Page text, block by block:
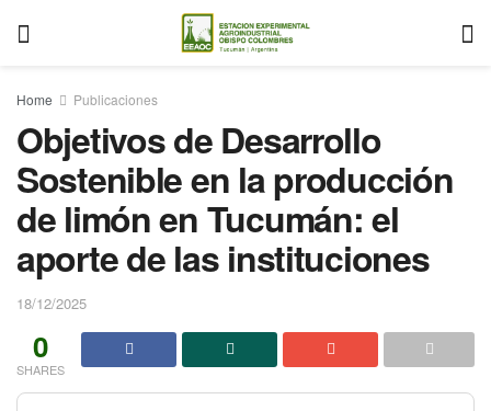
Home Publicaciones
Objetivos de Desarrollo
Sostenible en la producción
de limón en Tucumán: el
aporte de las instituciones
18/12/2025
0
SHARES